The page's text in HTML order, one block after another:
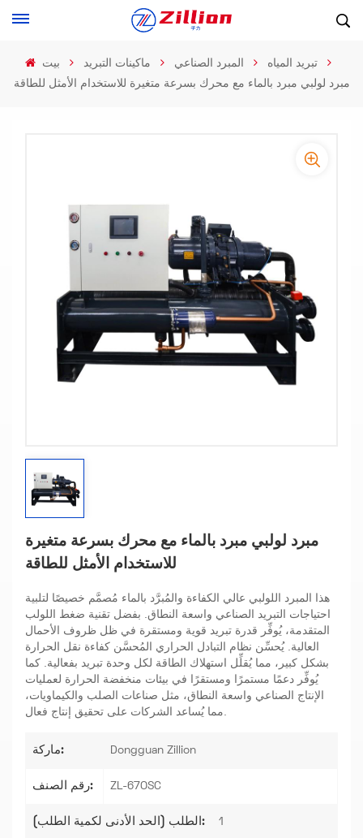
بيت ماكينات التبريد المبرد الصناعي
تبريد المياه
مبرد لولبي مبرد بالماء مع محرك بسرعة متغيرة للاستخدام الأمثل للطاقة
مبرد لولبي مبرد بالماء مع محرك بسرعة متغيرة
للاستخدام الأمثل للطاقة
هذا المبرد اللولبي عالي الكفاءة والمُبرَّد بالماء مُصمَّم خصيصًا لتلبية
احتياجات التبريد الصناعي واسعة النطاق. بفضل تقنية ضغط اللولب
المتقدمة، يُوفِّر قدرة تبريد قوية ومستقرة في ظل ظروف الأحمال
العالية. يُحسِّن نظام التبادل الحراري المُحسَّن كفاءة نقل الحرارة
بشكل كبير، مما يُقلِّل استهلاك الطاقة لكل وحدة تبريد بفعالية. كما
يُوفِّر دعمًا مستمرًا ومستقرًا في بيئات منخفضة الحرارة لعمليات
الإنتاج الصناعي واسعة النطاق، مثل صناعات الصلب والكيماويات،
ماركة: Dongguan Zillion
رقم الصنف: ZL-67OSC
الطلب (الحد الأدنى لكمية الطلب): 1